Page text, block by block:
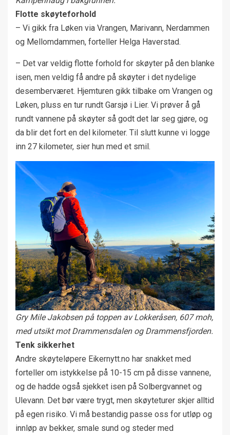
Flotte skøyteforhold
– Vi gikk fra Løken via Vrangen, Marivann, Nerdammen
og Mellomdammen, forteller Helga Haverstad.
– Det var veldig flotte forhold for skøyter på den blanke
isen, men veldig få andre på skøyter i det nydelige
desemberværet. Hjemturen gikk tilbake om Vrangen og
Løken, pluss en tur rundt Garsjø i Lier. Vi prøver å gå
rundt vannene på skøyter så godt det lar seg gjøre, og
da blir det fort en del kilometer. Til slutt kunne vi logge
inn 27 kilometer, sier hun med et smil.
Gry Mile Jakobsen på toppen av Lokkeråsen, 607 moh,
med utsikt mot Drammensdalen og Drammensfjorden.
Tenk sikkerhet
Andre skøyteløpere Eikernytt.no har snakket med
forteller om istykkelse på 10-15 cm på disse vannene,
og de hadde også sjekket isen på Solbergvannet og
Ulevann. Det bør være trygt, men skøyteturer skjer alltid
på egen risiko. Vi må bestandig passe oss for utløp og
innløp av bekker, smale sund og steder med